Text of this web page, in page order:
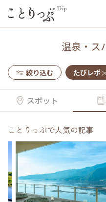
温泉・ス
絞り込む たびレポ
スポット
ことりっぷで人気の記事